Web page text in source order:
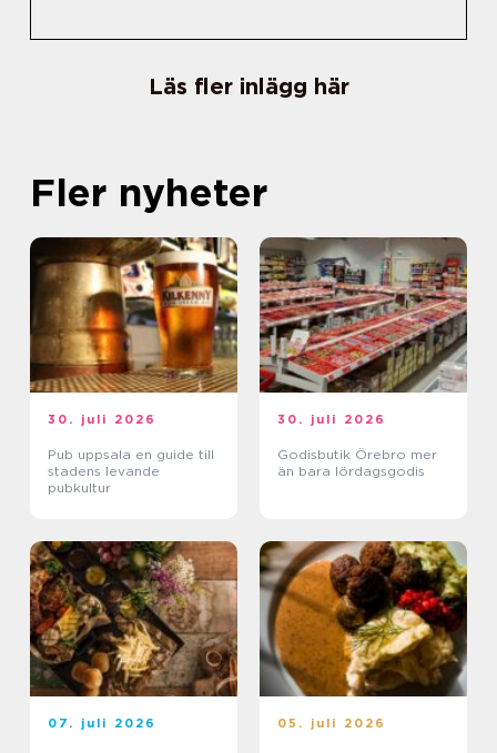
Läs fler inlägg här
Fler nyheter
30. juli 2026
Pub uppsala en guide till
stadens levande
pubkultur
30. juli 2026
Godisbutik Örebro mer
än bara lördagsgodis
07. juli 2026 05. juli 2026